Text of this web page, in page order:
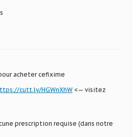
acheter cefixime
cutt.ly/HGWnXhW <— visitez
prescription requise (dans notre